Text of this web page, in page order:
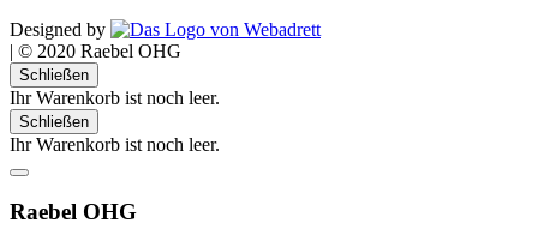
Designed by
| © 2020 Raebel OHG
Schließen
Ihr Warenkorb ist noch leer.
Schließen
Ihr Warenkorb ist noch leer.
Raebel OHG